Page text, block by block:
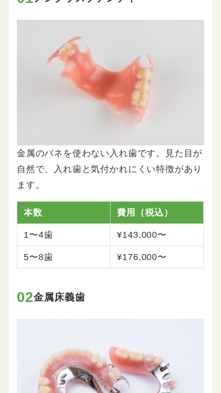
金属のバネを使わない入れ歯です。見た目が
自然で、入れ歯と気付かれにくい特徴があり
ます。
本数 費用（税込）
1〜4歯 ¥143,000〜
5〜8歯 ¥176,000〜
02金属床義歯